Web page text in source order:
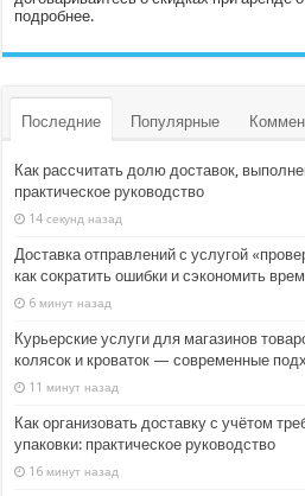
подробнее.
Последние Популярные
Как рассчитать долю доставок,
практическое руководство
14 секунд назад
Доставка отправлений с услугой
как сократить ошибки и сэкономить
6 минут назад
Курьерские услуги для магазинов
колясок и кроваток — современные
11 минут назад
Как организовать доставку с учётом
упаковки: практическое руководство
16 минут назад